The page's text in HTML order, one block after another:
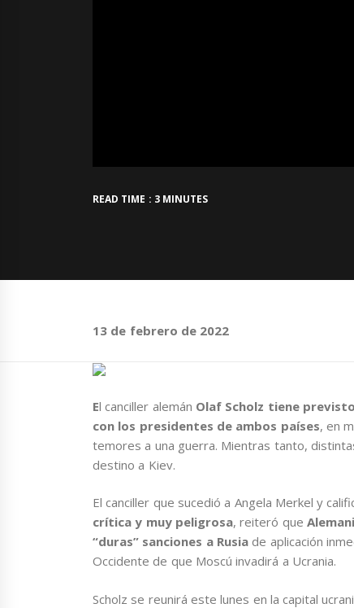
READ TIME : 3 MINUTES
13 de febrero de 2022
El canciller alemán Olaf Scholz tiene
con los presidentes de ambos países, en
temores a una guerra. Mientras tanto,
destino a Kiev.
El canciller que sucedió a Angela Merkel y
crítica y muy peligrosa, reiteró que
“duras” sanciones a Rusiade aplicación
Occidente de que Moscú invadirá a Ucrania.
Scholz se reunirá este lunes en la capital